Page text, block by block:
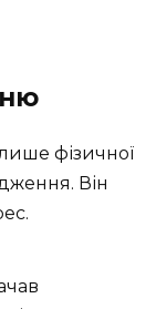
фізичної
Він